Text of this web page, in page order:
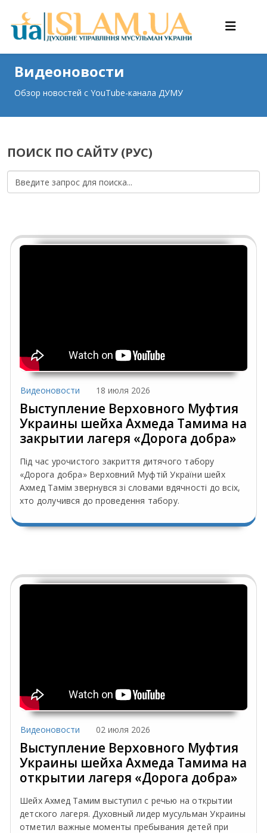
Видеоновости
Обзор новостей с YouTube-канала ДУМУ
ПОИСК ПО САЙТУ (РУС)
Видеоновости 18 июля 2026
Выступление Верховного Муфтия
Украины шейха Ахмеда Тамима на
закрытии лагеря «Дорога добра»
Під час урочистого закриття дитячого табору
«Дорога добра» Верховний Муфтій України шейх
Ахмед Тамім звернувся зі словами вдячності до всіх,
хто долучився до проведення табору.
Видеоновости 02 июля 2026
Выступление Верховного Муфтия
Украины шейха Ахмеда Тамима на
открытии лагеря «Дорога добра»
Шейх Ахмед Тамим выступил с речью на открытии
детского лагеря. Духовный лидер мусульман Украины
отметил важные моменты пребывания детей при